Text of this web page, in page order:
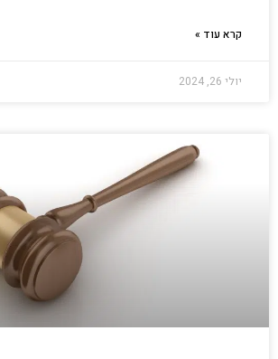
קרא עוד »
יולי 26, 2024